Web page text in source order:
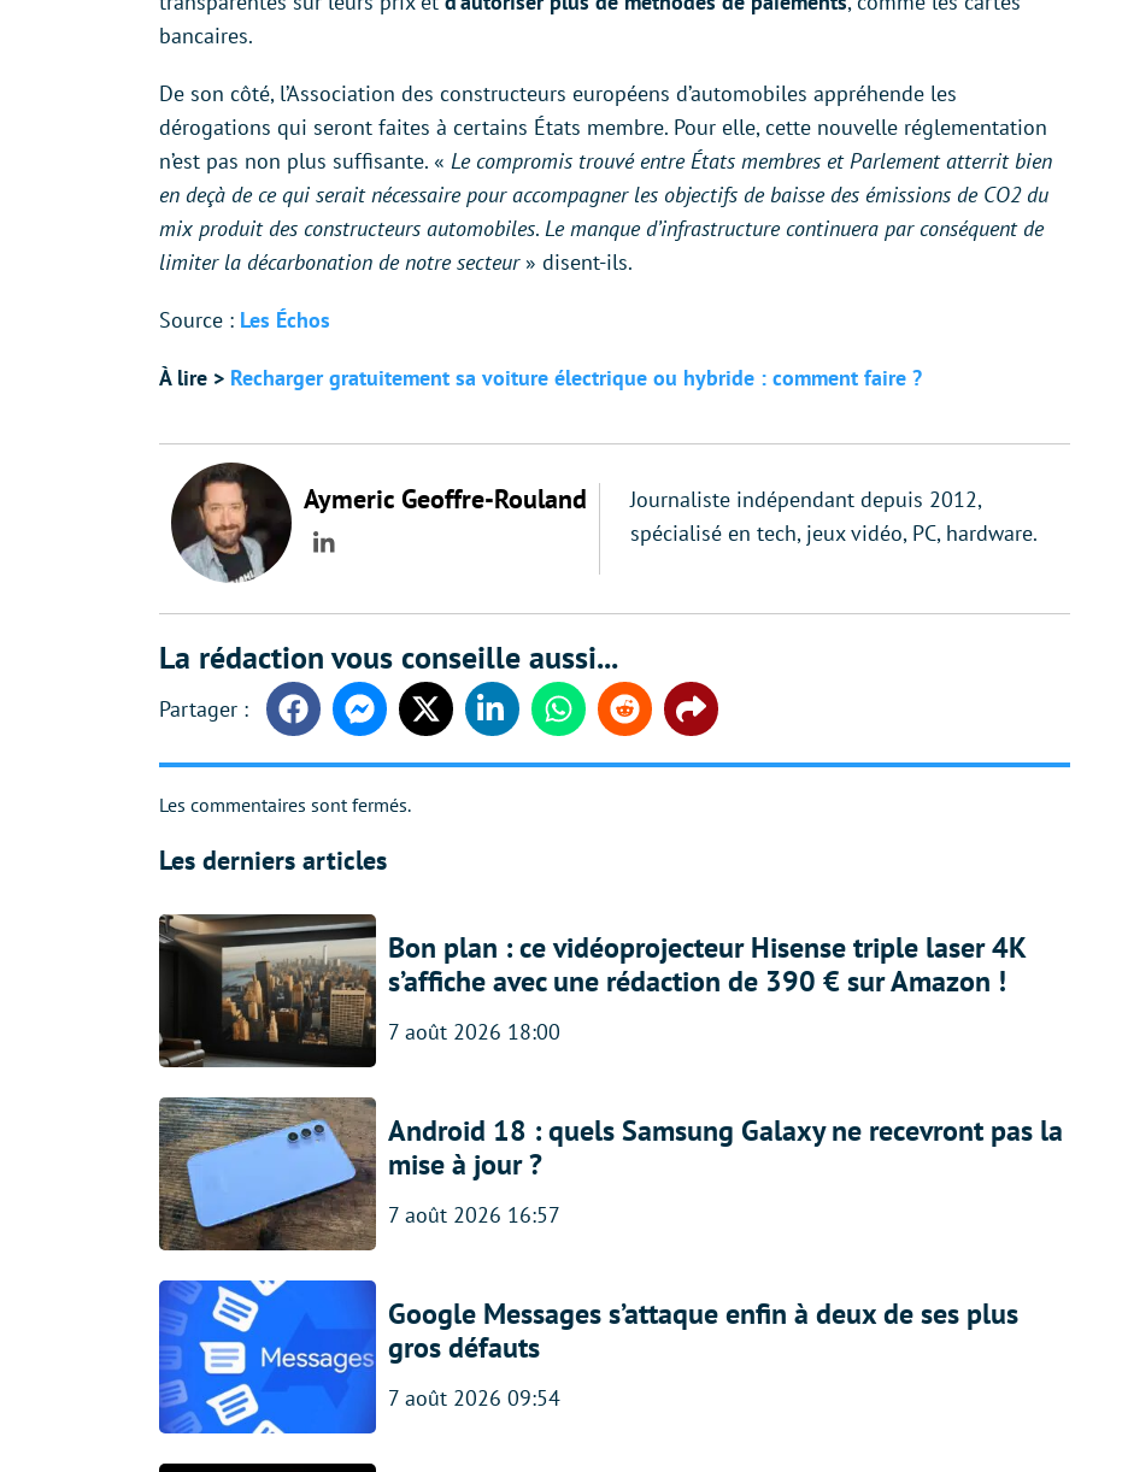
bancaires.
De son côté, l’Association des constructeurs européens d’automobiles appréhende les
dérogations qui seront faites à certains États membre. Pour elle, cette nouvelle réglementation
n’est pas non plus suffisante. « Le compromis trouvé entre États membres et Parlement atterrit bien
en deçà de ce qui serait nécessaire pour accompagner les objectifs de baisse des émissions de CO2 du
mix produit des constructeurs automobiles. Le manque d’infrastructure continuera par conséquent de
limiter la décarbonation de notre secteur » disent-ils.
Source : Les Échos
À lire > Recharger gratuitement sa voiture électrique ou hybride : comment faire ?
Aymeric Geoffre-Rouland
LinkedIn
Journaliste indépendant depuis 2012,
spécialisé en tech, jeux vidéo, PC, hardware.
La rédaction vous conseille aussi...
FacebookMessengerTwitter LinkedinWhatsappReddit Share
Les commentaires sont fermés.
Les derniers articles
Bon plan : ce vidéoprojecteur Hisense triple laser 4K
s’affiche avec une rédaction de 390 € sur Amazon !
7 août 2026 18:00
Android 18 : quels Samsung Galaxy ne recevront pas la
mise à jour ?
7 août 2026 16:57
Google Messages s’attaque enfin à deux de ses plus
gros défauts
7 août 2026 09:54